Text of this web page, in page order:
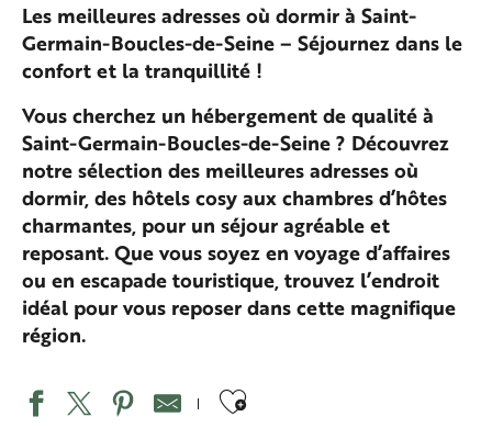
Les meilleures adresses où dormir à Saint-
Germain-Boucles-de-Seine – Séjournez dans le
confort et la tranquillité !
Vous cherchez un hébergement de qualité à
Saint-Germain-Boucles-de-Seine ? Découvrez
notre sélection des meilleures adresses où
dormir, des hôtels cosy aux chambres d’hôtes
charmantes, pour un séjour agréable et
reposant. Que vous soyez en voyage d’affaires
ou en escapade touristique, trouvez l’endroit
idéal pour vous reposer dans cette magnifique
région.
Ajouter aux